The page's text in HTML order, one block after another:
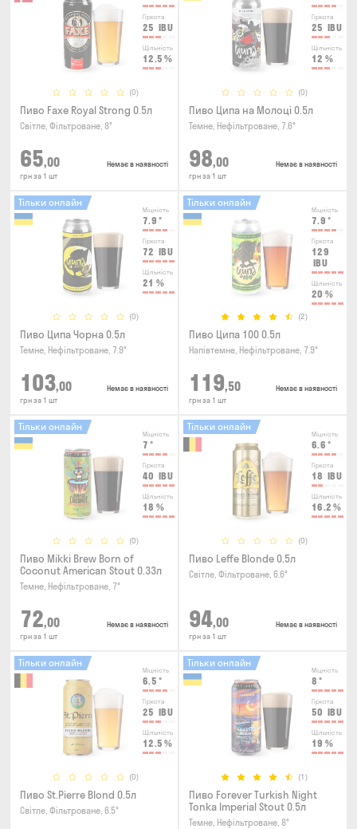
Гіркота
25 IBU
Щільність
12.5 %
(0)
Пиво Faxe Royal Strong 0.5л
Світле, Фільтроване, 8°
65,00
грн за 1 шт
Немає в наявності
Гіркота
25 IBU
Щільність
12 %
(0)
Пиво Ципа на Молоці 0.5л
Темне, Нефільтроване, 7.6°
98,00
грн за 1 шт
Немає в наявності
Міцність
7.9 °
Гіркота
72 IBU
Щільність
21 %
(0)
Тільки онлайн
Пиво Ципа Чорна 0.5л
Темне, Нефільтроване, 7.9°
103,00
грн за 1 шт
Немає в наявності
Міцність
7.9 °
Гіркота
129
IBU
Щільність
20 %
(2)
Тільки онлайн
Пиво Ципа 100 0.5л
Напівтемне, Нефільтроване, 7.9°
119,50
грн за 1 шт
Немає в наявності
Міцність
7 °
Гіркота
40 IBU
Щільність
18 %
(0)
Тільки онлайн
Пиво Mikki Brew Born of
Coconut American Stout 0.33л
Темне, Нефільтроване, 7°
72,00
грн за 1 шт
Немає в наявності
Міцність
6.6 °
Гіркота
18 IBU
Щільність
16.2 %
(0)
Тільки онлайн
Пиво Leffe Blonde 0.5л
Світле, Фільтроване, 6.6°
94,00
грн за 1 шт
Немає в наявності
Міцність
6.5 °
Гіркота
25 IBU
Щільність
12.5 %
(0)
Тільки онлайн
Пиво St.Pierre Blond 0.5л
Світле, Фільтроване, 6.5°
Міцність
8 °
Гіркота
50 IBU
Щільність
19 %
(1)
Тільки онлайн
Пиво Forever Turkish Night
Tonka Imperial Stout 0.5л
Темне, Нефільтроване, 8°